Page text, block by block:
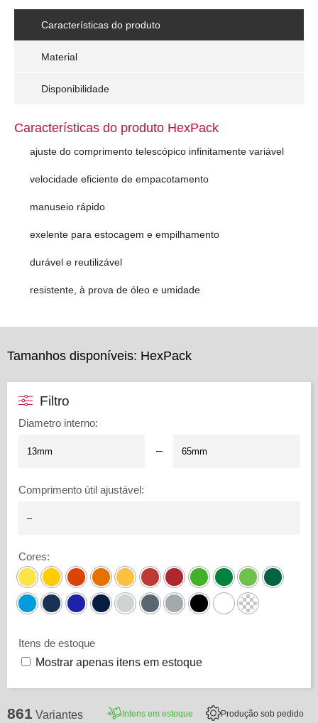
Características do produto
Material
Disponibilidade
Características do produto HexPack
ajuste do comprimento telescópico infinitamente variável
velocidade eficiente de empacotamento
manuseio rápido
exelente para estocagem e empilhamento
durável e reutilizável
resistente, à prova de óleo e umidade
Tamanhos disponíveis: HexPack
Filtro
Diametro interno:
–
Comprimento útil ajustável:
Cores:
Itens de estoque
Mostrar apenas itens em estoque
861 Variantes Intens em estoque Produção sob pedido